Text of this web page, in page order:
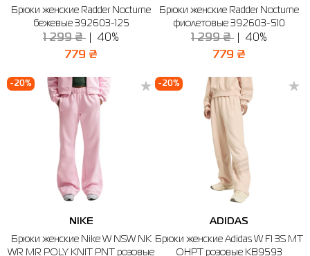
Брюки женские Radder Nocturne
бежевые 392603-125
1 299 ₴ 40%
779 ₴
Брюки женские Radder Nocturne
фиолетовые 392603-510
1 299 ₴ 40%
779 ₴
-20%
NIKE
Брюки женские Nike W NSW NK
WR MR POLY KNIT PNT розовые
-20%
ADIDAS
Брюки женские Adidas W FI 3S MT
OHPT розовые KB9593